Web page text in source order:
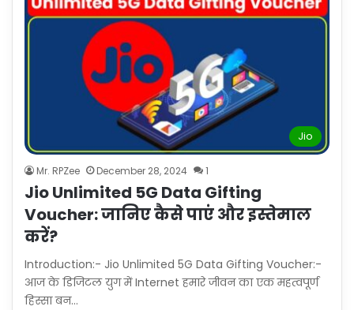
Jio
Mr. RPZee December 28, 2024 1
Jio Unlimited 5G Data Gifting
Voucher: जानिए कैसे पाएं और इस्तेमाल
करें?
Introduction:- Jio Unlimited 5G Data Gifting Voucher:-
आज के डिजिटल युग में Internet हमारे जीवन का एक महत्वपूर्ण
हिस्सा बन…